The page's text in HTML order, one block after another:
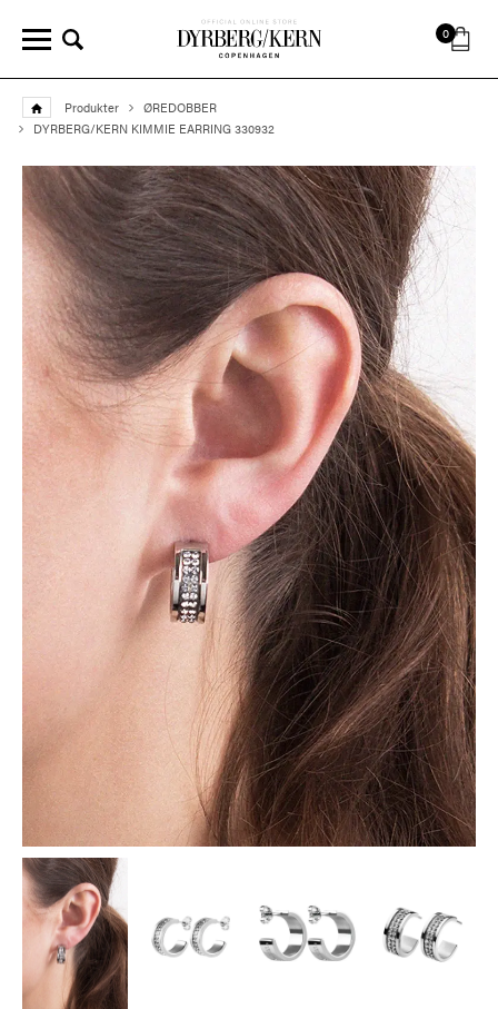
0
Produkter
ØREDOBBER
DYRBERG/KERN KIMMIE EARRING 330932